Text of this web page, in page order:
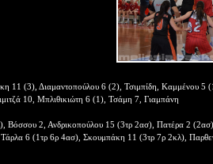
11 (3), Διαμαντοπούλου 6 (2), Τσιμπίδη, Καμμένου 5
10, Μπλιθικιώτη 6 (1), Τσάμη 7, Γιαμπάνη
Βόσσου 2, Ανδρικοπούλου 15 (3τρ 2ασ), Πατέρα 2
6 (1τρ 6ρ 4ασ), Σκουμπάκη 11 (3τρ 7ρ 2κλ),